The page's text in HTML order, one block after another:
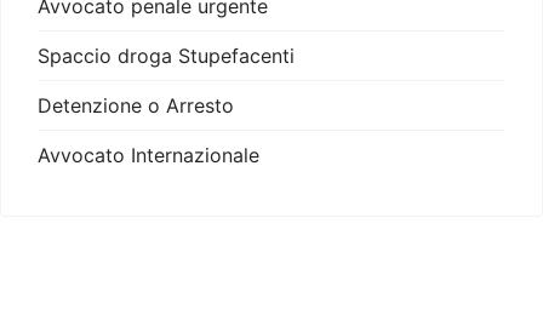
Avvocato penale urgente
Spaccio droga Stupefacenti
Detenzione o Arresto
Avvocato Internazionale